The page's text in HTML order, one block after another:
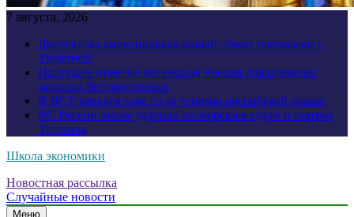
7 августа, 2026
Лантратова анонсировала новый обмен пленными с
Украиной
Патрушев отметил потенциал России для развития
морских беспилотников
В ВСУ начался хаос из-за успехов российской армии
ВС России вновь ударили по морским судам и портам
Украины
Школа экономики
Новостная рассылка
Случайные новости
Меню